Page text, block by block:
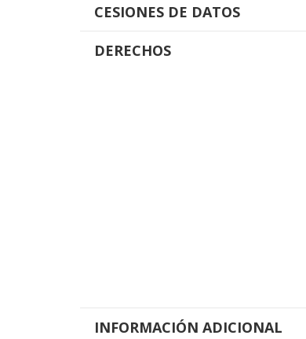
CESIONES DE DATOS
DERECHOS
INFORMACIÓN ADICIONAL